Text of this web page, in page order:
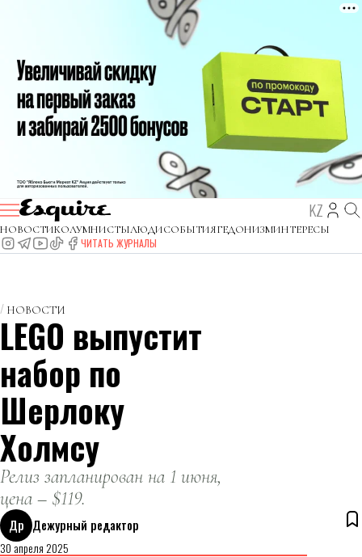
KZ
НОВОСТИКОЛУМНИСТЫЛЮДИСОБЫТИЯГЕДОНИЗМИНТЕРЕСЫ
ЧИТАТЬ ЖУРНАЛЫ
НОВОСТИ
LEGO выпустит
набор по
Шерлоку
Холмсу
Релиз запланирован на 1 июня,
цена – $119.
Др Дежурный редактор
30 апреля 2025